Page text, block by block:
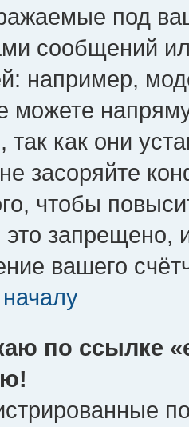
под
сообщений
например,
так как они
засоряйте
чтобы
запрещено,
вашего
по ссылке